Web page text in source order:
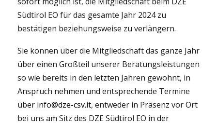
Südtirol EO für das gesamte Jahr 2024 zu
bestätigen beziehungsweise zu verlängern.
Sie können über die Mitgliedschaft das ganze Jahr
über einen Großteil unserer Beratungsleistungen
so wie bereits in den letzten Jahren gewohnt, in
Anspruch nehmen und entsprechende Termine
über info@dze-csv.it, entweder in Präsenz vor Ort
bei uns am Sitz des DZE Südtirol EO in der